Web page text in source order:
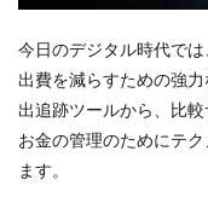
今日のデジタル時代で
出費を減らすための強
出追跡ツールから、比
お金の管理のためにテ
ます。